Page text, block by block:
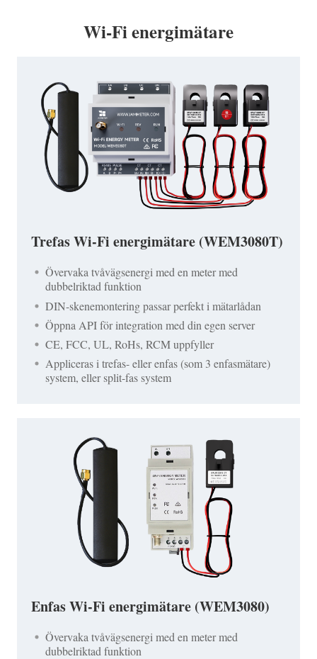
Wi-Fi energimätare
Trefas Wi-Fi energimätare (WEM3080T)
Övervaka tvåvägsenergi med en meter med
dubbelriktad funktion
DIN-skenemontering passar perfekt i mätarlådan
Öppna API för integration med din egen server
CE, FCC, UL, RoHs, RCM uppfyller
Appliceras i trefas- eller enfas (som 3 enfasmätare)
system, eller split-fas system
Enfas Wi-Fi energimätare (WEM3080)
Övervaka tvåvägsenergi med en meter med
dubbelriktad funktion